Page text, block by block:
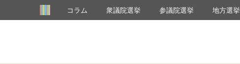
コラム 衆議院選挙 参議院選挙 地方選挙